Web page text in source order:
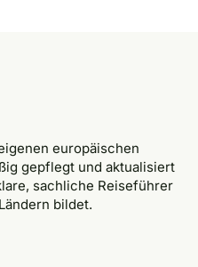
europäischen
gepflegt und aktualisiert
sachliche Reiseführer
bildet.